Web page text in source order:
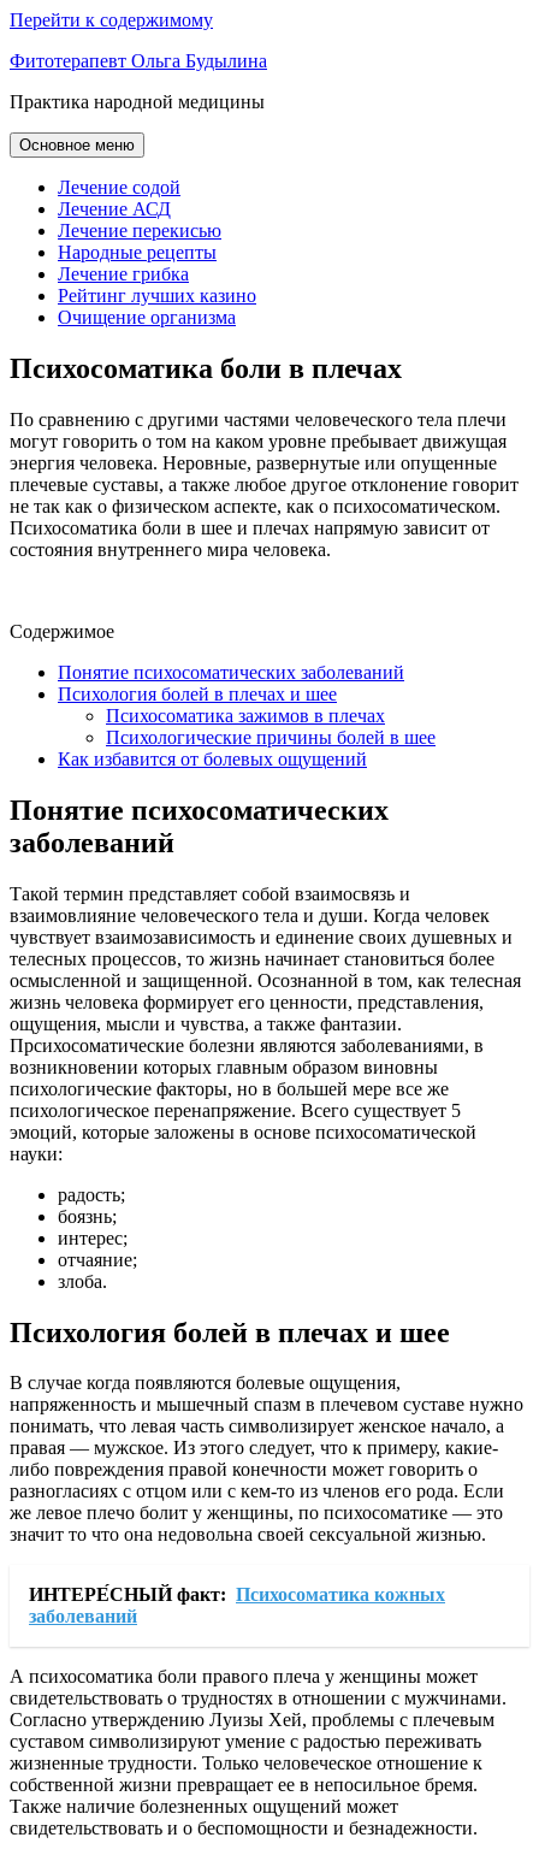
Перейти к содержимому
Фитотерапевт Ольга Будылина
Практика народной медицины
Основное меню
Лечение содой
Лечение АСД
Лечение перекисью
Народные рецепты
Лечение грибка
Рейтинг лучших казино
Очищение организма
Психосоматика боли в плечах
По сравнению с другими частями человеческого тела плечи
могут говорить о том на каком уровне пребывает движущая
энергия человека. Неровные, развернутые или опущенные
плечевые суставы, а также любое другое отклонение говорит
не так как о физическом аспекте, как о психосоматическом.
Психосоматика боли в шее и плечах напрямую зависит от
состояния внутреннего мира человека.
Содержимое
Понятие психосоматических заболеваний
Психология болей в плечах и шее
Психосоматика зажимов в плечах
Психологические причины болей в шее
Как избавится от болевых ощущений
Понятие психосоматических
заболеваний
Такой термин представляет собой взаимосвязь и
взаимовлияние человеческого тела и души. Когда человек
чувствует взаимозависимость и единение своих душевных и
телесных процессов, то жизнь начинает становиться более
осмысленной и защищенной. Осознанной в том, как телесная
жизнь человека формирует его ценности, представления,
ощущения, мысли и чувства, а также фантазии.
Прсихосоматические болезни являются заболеваниями, в
возникновении которых главным образом виновны
психологические факторы, но в большей мере все же
психологическое перенапряжение. Всего существует 5
эмоций, которые заложены в основе психосоматической
науки:
радость;
боязнь;
интерес;
отчаяние;
злоба.
Психология болей в плечах и шее
В случае когда появляются болевые ощущения,
напряженность и мышечный спазм в плечевом суставе нужно
понимать, что левая часть символизирует женское начало, а
правая — мужское. Из этого следует, что к примеру, какие-
либо повреждения правой конечности может говорить о
разногласиях с отцом или с кем-то из членов его рода. Если
же левое плечо болит у женщины, по психосоматике — это
значит то что она недовольна своей сексуальной жизнью.
ИНТЕРЕ́СНЫЙ факт: Психосоматика кожных
заболеваний
А психосоматика боли правого плеча у женщины может
свидетельствовать о трудностях в отношении с мужчинами.
Согласно утверждению Луизы Хей, проблемы с плечевым
суставом символизируют умение с радостью переживать
жизненные трудности. Только человеческое отношение к
собственной жизни превращает ее в непосильное бремя.
Также наличие болезненных ощущений может
свидетельствовать и о беспомощности и безнадежности.